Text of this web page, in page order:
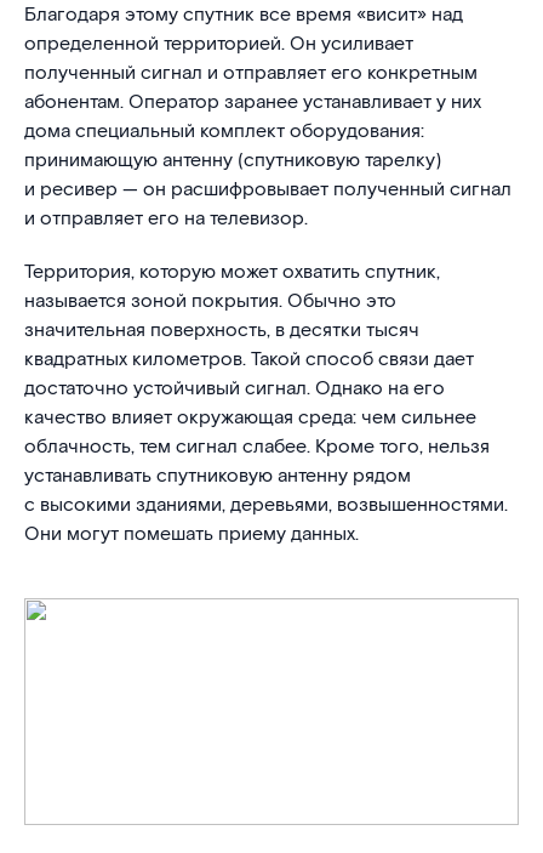
Благодаря этому спутник все время «висит» над
определенной территорией. Он усиливает
полученный сигнал и отправляет его конкретным
абонентам. Оператор заранее устанавливает у них
дома специальный комплект оборудования:
принимающую антенну (спутниковую тарелку)
и ресивер — он расшифровывает полученный сигнал
и отправляет его на телевизор.
Территория, которую может охватить спутник,
называется зоной покрытия. Обычно это
значительная поверхность, в десятки тысяч
квадратных километров. Такой способ связи дает
достаточно устойчивый сигнал. Однако на его
качество влияет окружающая среда: чем сильнее
облачность, тем сигнал слабее. Кроме того, нельзя
устанавливать спутниковую антенну рядом
с высокими зданиями, деревьями, возвышенностями.
Они могут помешать приему данных.